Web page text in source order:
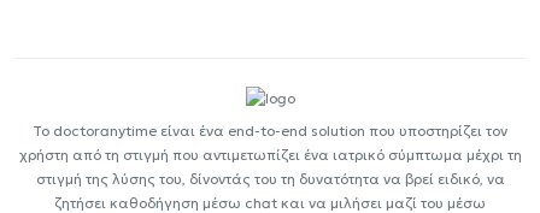
Το doctoranytime είναι ένα end-to-end solution που υποστηρίζει τον
χρήστη από τη στιγμή που αντιμετωπίζει ένα ιατρικό σύμπτωμα μέχρι τη
στιγμή της λύσης του, δίνοντάς του τη δυνατότητα να βρεί ειδικό, να
ζητήσει καθοδήγηση μέσω chat και να μιλήσει μαζί του μέσω